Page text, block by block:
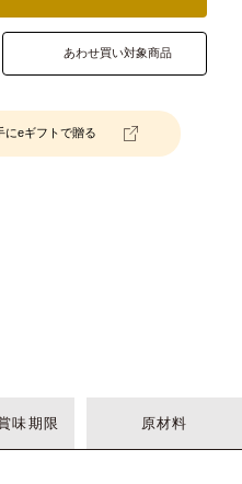
あわせ買い対象商品
にeギフトで贈る
味期限 原材料